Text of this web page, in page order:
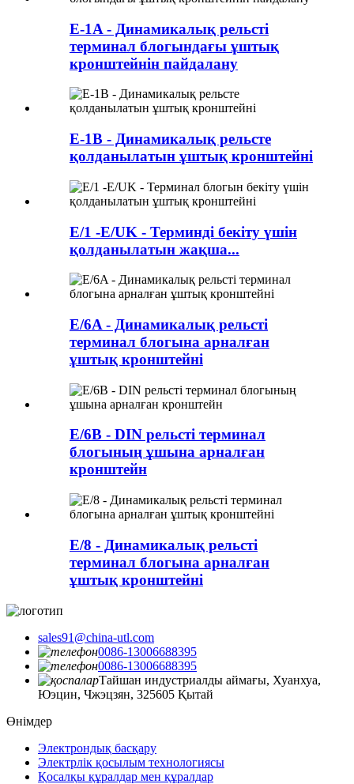
E-1A - Динамикалық рельсті
терминал блогындағы ұштық
кронштейнін пайдалану
E-1B - Динамикалық рельсте
қолданылатын ұштық кронштейні
E/1 -E/UK - Терминді бекіту үшін
қолданылатын жақша...
E/6A - Динамикалық рельсті
терминал блогына арналған
ұштық кронштейні
E/6B - DIN рельсті терминал
блогының ұшына арналған
кронштейн
E/8 - Динамикалық рельсті
терминал блогына арналған
ұштық кронштейні
sales91@china-utl.com
0086-13006688395
0086-13006688395
Тайшан индустриалды аймағы, Хуанхуа,
Юэцин, Чжэцзян, 325605 Қытай
Өнімдер
Электрондық басқару
Электрлік қосылым технологиясы
Қосалқы құралдар мен құралдар